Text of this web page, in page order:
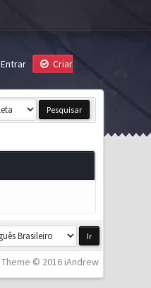
Entrar
Criar
Theme © 2016 iAndrew